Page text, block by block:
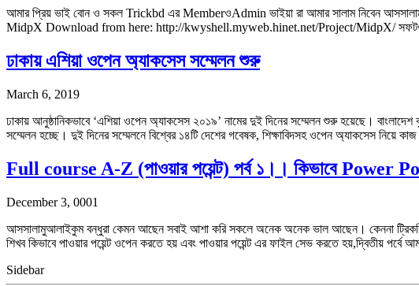
আমার প্রিয় ভাই বোন ও সকল Trickbd এর MemberওAdmin ভাইয়া রা আমার সালাম নিবেন
MidpX Download from here: http://kwyshell.myweb.hinet.net/Project/MidpX/
ঢাকায় এশিয়া ওপেন অ্যাকসেস সম্মেলন শুরু
March 6, 2019
ঢাকায় আনুষ্ঠানিকভাবে ‘এশিয়া ওপেন অ্যাকসেস ২০১৯’ নামের দুই দিনের সম্মেলন শুরু হয়েছে।
সম্মেলন হচ্ছে। দুই দিনের সম্মেলনে বিশ্বের ১৪টি দেশের গবেষক, শিক্ষাবিদসহ ওপেন অ্যাকসেস
Full course A-Z (পাওয়ার পয়েন্ট) পর্ব ১।। কিভাবে Power
December 3, 0001
আসসালামুআলাইকুম বন্ধুরা কেমন আছেন সবাই আশা করি সকলে অনেক অনেক ভাল আছেন। কেননা
শিখব কিভাবে পাওয়ার পয়েন্ট ওপেন করতে হয় এবং পাওয়ার পয়েন্ট এর ফাইল সেভ করতে হয়,দ্বিতীয় পর্বে
Sidebar